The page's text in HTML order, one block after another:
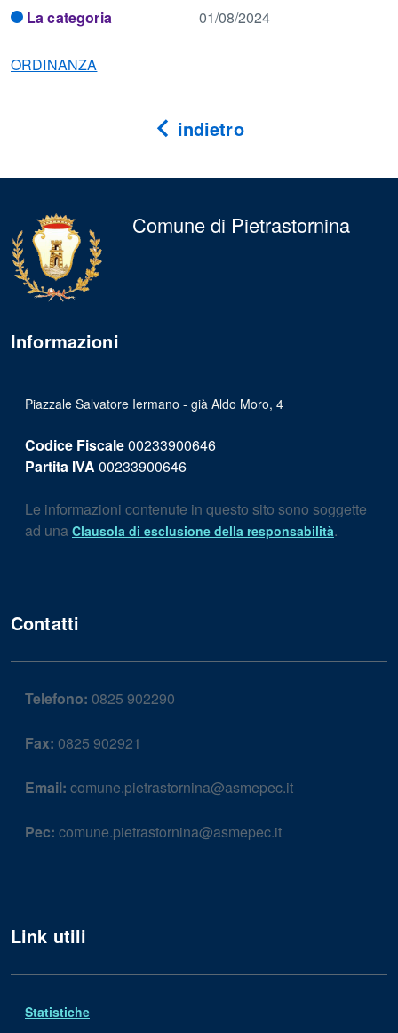
La categoria 01/08/2024
ORDINANZA
indietro
Comune di Pietrastornina
Informazioni
Piazzale Salvatore Iermano - già Aldo Moro, 4
Codice Fiscale00233900646
Partita IVA 00233900646
Le informazioni contenute in questo sito sono soggette
ad una Clausola di esclusione della responsabilità.
Contatti
Telefono: 0825 902290
Fax: 0825 902921
Email: comune.pietrastornina@asmepec.it
Pec: comune.pietrastornina@asmepec.it
Link utili
Statistiche